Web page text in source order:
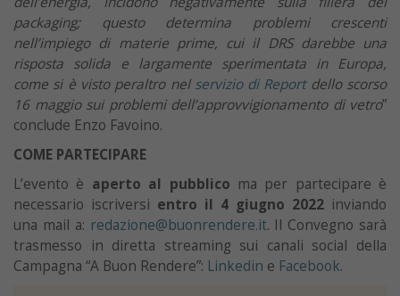
packaging; questo determina problemi crescenti
nell’impiego di materie prime, cui il DRS darebbe una
risposta solida e largamente sperimentata in Europa,
come si è visto peraltro nel servizio di Reportdello scorso
16 maggio sui problemi dell’approvvigionamento di vetro”
conclude Enzo Favoino.
COME PARTECIPARE
L’evento è aperto al pubblico ma per partecipare è
necessario iscriversi entro il 4 giugno 2022 inviando
una mail a: redazione@buonrendere.it. Il Convegno sarà
trasmesso in diretta streaming sui canali social della
Campagna “A Buon Rendere”: Linkedin e Facebook.